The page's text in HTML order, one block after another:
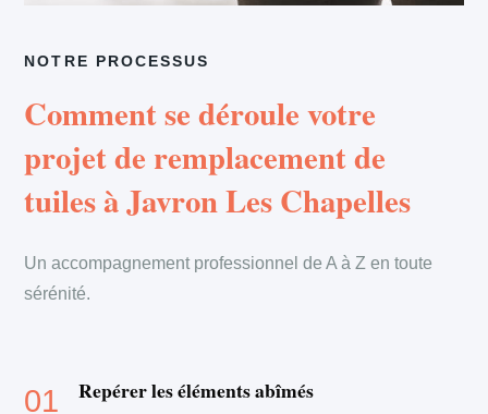
NOTRE PROCESSUS
Comment se déroule votre
projet de remplacement de
tuiles à Javron Les Chapelles
Un accompagnement professionnel de A à Z en toute
sérénité.
Repérer les éléments abîmés